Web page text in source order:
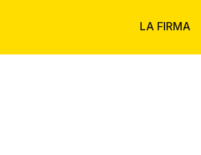
LA FIRMA